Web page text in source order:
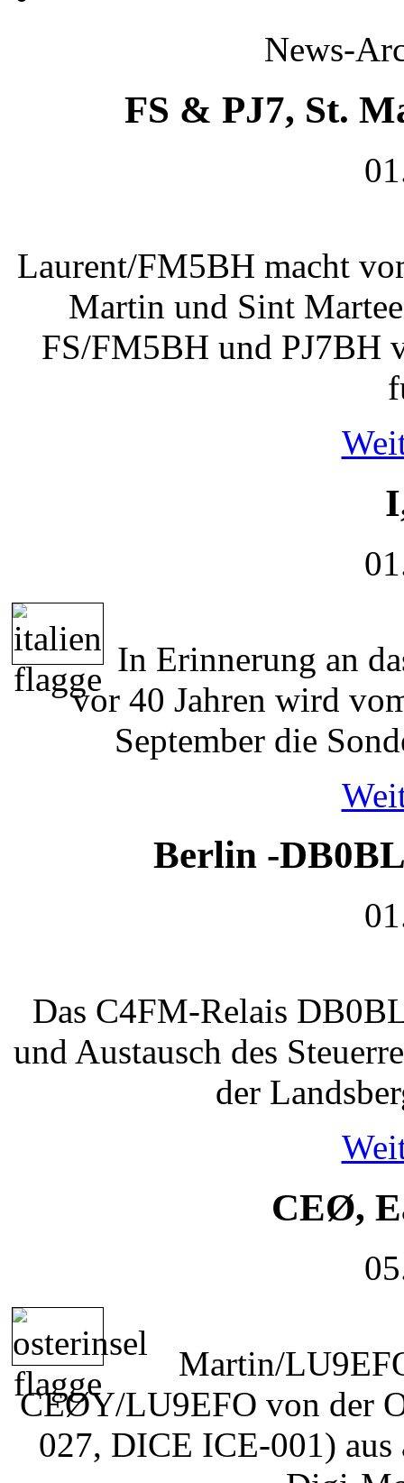
News-
FS & PJ7, St.
Laurent/FM5BH macht
Martin und Sint
FS/FM5BH und PJ7BH
In Erinnerung an
vor 40 Jahren wird
September die
Berlin -
Das C4FM-Relais
und Austausch des
der
CEØ,
Martin/
CEØY/LU9EFO von der
027, DICE ICE-001)